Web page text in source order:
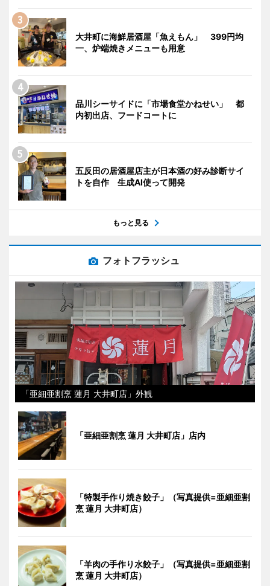
大井町に海鮮居酒屋「魚えもん」 399円均
一、炉端焼きメニューも用意
品川シーサイドに「市場食堂かねせい」 都
内初出店、フードコートに
五反田の居酒屋店主が日本酒の好み診断サイ
トを自作 生成AI使って開発
もっと見る
フォトフラッシュ
「亜細亜割烹 蓮月 大井町店」外観
「亜細亜割烹 蓮月 大井町店」店内
「特製手作り焼き餃子」（写真提供=亜細亜割
烹 蓮月 大井町店）
「羊肉の手作り水餃子」（写真提供=亜細亜割
烹 蓮月 大井町店）